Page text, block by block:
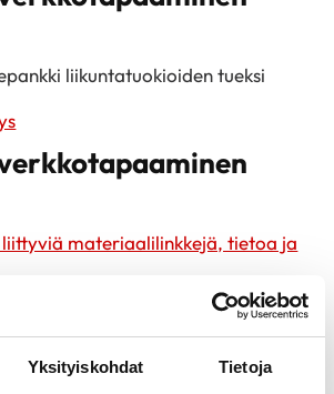
Yksityiskohdat Tietoja
liikuntatuokioiden tueksi
materiaalilinkkejä, tietoa ja
Alapappila,